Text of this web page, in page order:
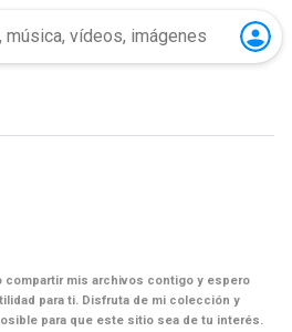
compartir mis archivos contigo y espero
para ti. Disfruta de mi colección y
para que este sitio sea de tu interés.